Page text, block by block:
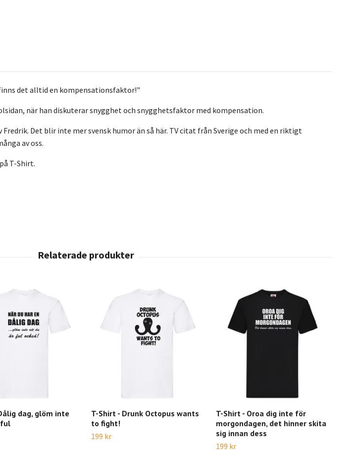
det alltid en kompensationsfaktor!"
när han diskuterar snygghet och snygghetsfaktor med kompensation.
Det blir inte mer svensk humor än så här. TV citat från Sverige och med en riktigt
av oss.
T-Shirt.
dag, glöm inte
T-Shirt - Drunk Octopus wants
to fight!
199 kr
T-Shirt - Oroa dig inte för
morgondagen, det hinner skita
sig innan dess
199 kr